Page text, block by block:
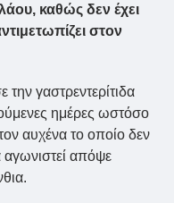
καθώς δεν έχει
στον
γαστρεντερίτιδα
ημέρες ωστόσο
αυχένα το οποίο δεν
αγωνιστεί απόψε